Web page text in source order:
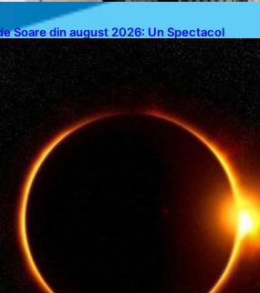
Soare din august 2026: Un Spectacol
Pe Cerul României